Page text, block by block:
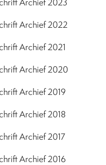
Archief 2022
Archief 2021
Archief 2020
Archief 2019
Archief 2018
Archief 2017
Archief 2016